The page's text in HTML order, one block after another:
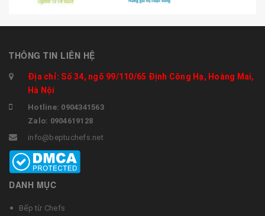
THÔNG TIN LIÊN HỆ
Địa chỉ: Số 34, ngõ 99/110/65 Định Công Hạ, Hoàng Mai,
Hà Nội
Hotline: 0904341563
Zalo: 0904619128
info@beptuchefs.net
DANH MỤC
Bếp từ Chefs